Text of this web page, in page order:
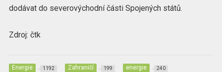
dodávat do severovýchodní části Spojených států.
Zdroj: čtk
Energie 1192 Zahraničí 199 energie 240